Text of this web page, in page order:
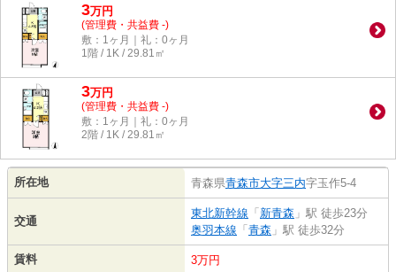
3万円
(管理費・共益費 -)
敷：1ヶ月｜礼：0ヶ月
1階 / 1K / 29.81㎡
3万円
(管理費・共益費 -)
敷：1ヶ月｜礼：0ヶ月
2階 / 1K / 29.81㎡
所在地 青森県青森市大字三内字玉作5-4
交通
東北新幹線 「 新青森 」駅 徒歩23分
奥羽本線 「 青森 」駅 徒歩32分
賃料 3万円